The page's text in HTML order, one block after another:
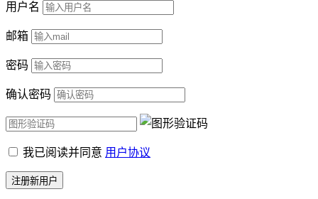
用户名
邮箱
密码
确认密码
我已阅读并同意 用户协议